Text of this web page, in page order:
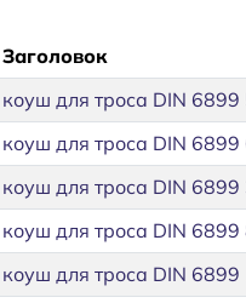
Заголовок
коуш для троса DIN 6899
коуш для троса DIN 6899
коуш для троса DIN 6899
коуш для троса DIN 6899
коуш для троса DIN 6899